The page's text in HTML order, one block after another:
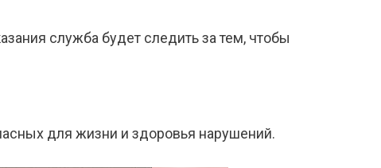
служба будет следить за тем, чтобы
для жизни и здоровья нарушений.